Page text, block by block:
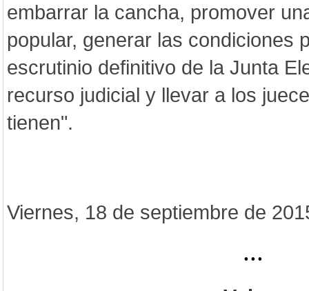
embarrar la cancha, promover
popular, generar las condiciones
escrutinio definitivo de la Junta
recurso judicial y llevar a los
tienen".
Viernes, 18 de septiembre de
...